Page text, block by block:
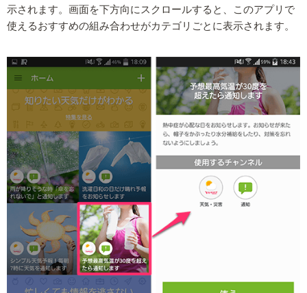
示されます。画面を下方向にスクロールすると、このアプリで
使えるおすすめの組み合わせがカテゴリごとに表示されます。